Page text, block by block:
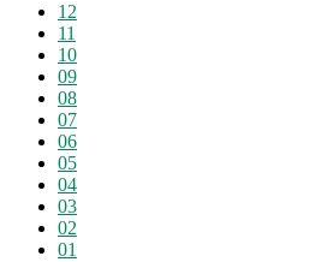
12
11
10
09
08
07
06
05
04
03
02
01